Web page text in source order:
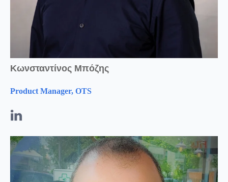
Κωνσταντίνος Μπόζης
Product Manager, OTS